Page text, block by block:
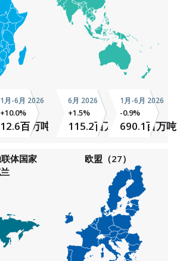
1月-6月 2026
+10.0%
12.6百万吨
6月 2026
+1.5%
115.2百万吨
1月-6月 2026
-0.9%
690.1百万吨
体国家
欧盟（27）